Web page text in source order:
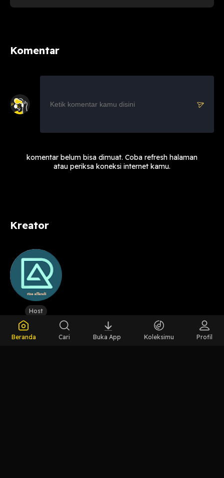
Komentar
komentar belum bisa dimuat. Coba refresh halaman
atau periksa koneksi internet kamu.
Kreator
Host
Ardiyansjah
Beranda Cari Buka App Koleksimu Profil